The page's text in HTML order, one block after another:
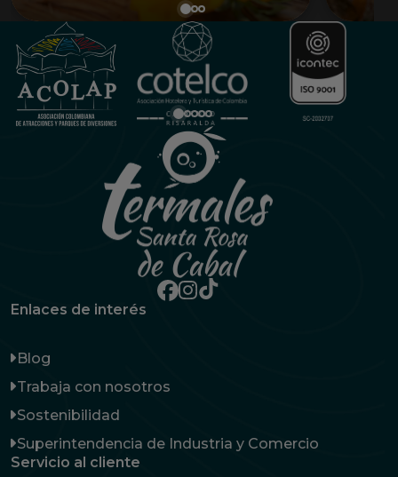
Enlaces de interés
Blog
Trabaja con nosotros
Sostenibilidad
Superintendencia de Industria y Comercio
Servicio al cliente